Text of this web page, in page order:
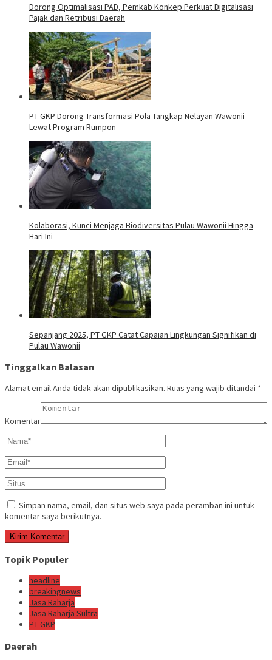
Dorong Optimalisasi PAD, Pemkab Konkep Perkuat Digitalisasi
Pajak dan Retribusi Daerah
PT GKP Dorong Transformasi Pola Tangkap Nelayan Wawonii
Lewat Program Rumpon
Kolaborasi, Kunci Menjaga Biodiversitas Pulau Wawonii Hingga
Hari Ini
Sepanjang 2025, PT GKP Catat Capaian Lingkungan Signifikan di
Pulau Wawonii
Tinggalkan Balasan
Alamat email Anda tidak akan dipublikasikan. Ruas yang wajib ditandai *
Komentar
Simpan nama, email, dan situs web saya pada peramban ini untuk
komentar saya berikutnya.
Topik Populer
headline
breakingnews
Jasa Raharja
Jasa Raharja Sultra
PT GKP
Daerah